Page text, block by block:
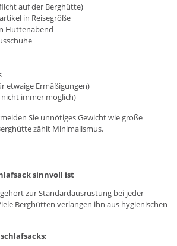
auf der Berghütte)
in Reisegröße
Hüttenabend
etwaige Ermäßigungen)
immer möglich)
Sie unnötiges Gewicht wie große
zählt Minimalismus.
sinnvoll ist
gehört zur Standardausrüstung bei jeder
Berghütten verlangen ihn aus hygienischen